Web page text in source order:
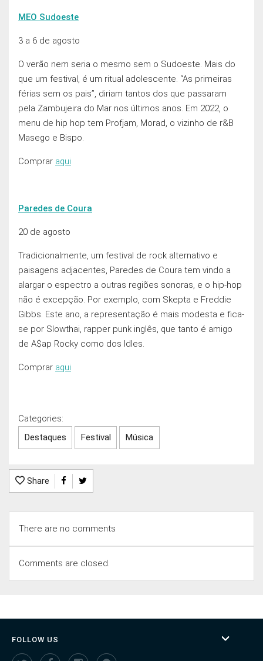
MEO Sudoeste
3 a 6 de agosto
O verão nem seria o mesmo sem o Sudoeste. Mais do
que um festival, é um ritual adolescente. “As primeiras
férias sem os pais”, diriam tantos dos que passaram
pela Zambujeira do Mar nos últimos anos. Em 2022, o
menu de hip hop tem Profjam, Morad, o vizinho de r&B
Masego e Bispo.
Comprar aqui
Paredes de Coura
20 de agosto
Tradicionalmente, um festival de rock alternativo e
paisagens adjacentes, Paredes de Coura tem vindo a
alargar o espectro a outras regiões sonoras, e o hip-hop
não é excepção. Por exemplo, com Skepta e Freddie
Gibbs. Este ano, a representação é mais modesta e fica-
se por Slowthai, rapper punk inglês, que tanto é amigo
de A$ap Rocky como dos Idles.
Comprar aqui
Categories:
Destaques
Festival Música
Share
There are no comments
Comments are closed.
FOLLOW US